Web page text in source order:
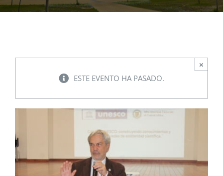
ADMISIÓN
CONVENIOS AAUCA
DOCUMENTOS
CONTÁCTENOS
ESTE EVENTO HA PASADO.
×